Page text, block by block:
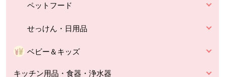
ペットフード
せっけん・日用品
ベビー＆キッズ
キッチン用品・食器・浄水器